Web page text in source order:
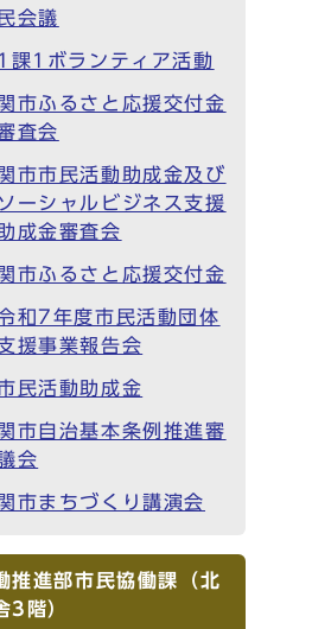
民会議
1課1ボランティア活動
関市ふるさと応援交付金
査会
関市市民活動助成金及び
ソーシャルビジネス支援
助成金審査会
関市ふるさと応援交付金
和7年度市民活動団体
援事業報告会
民活動助成金
関市自治基本条例推進審
会
関市まちづくり講演会
推進部市民協働課（北
3階）